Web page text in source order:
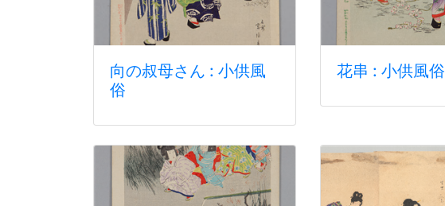
向の叔母さん : 小供風
俗
花串 : 小供風俗